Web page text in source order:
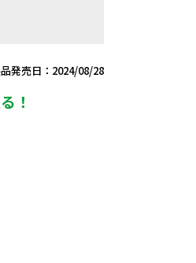
発売日：2024/08/28
！